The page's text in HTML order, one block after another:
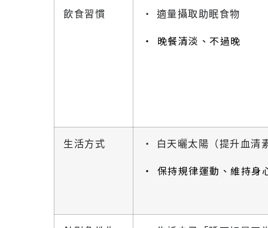
飲食習慣 ‧ 適量攝取助眠食物
‧ 晚餐清淡、不過晚
生活方式 ‧ 白天曬太陽（提升血清
‧ 保持規律運動、維持身